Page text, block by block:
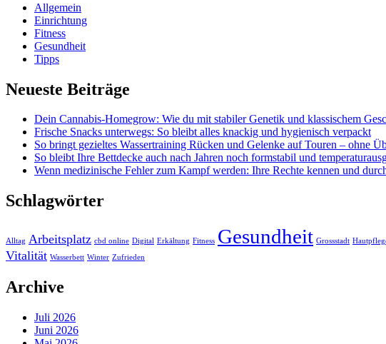
Allgemein
Einrichtung
Fitness
Gesundheit
Tipps
Neueste Beiträge
Dein Cannabis-Homegrow: Wie du mit stabiler Genetik und klassischem
Frische Snacks unterwegs: So bleibt alles knackig und hygienisch verpackt
So bringt gezieltes Wassertraining Rücken und Gelenke auf Touren – ohne
So bleibt Ihre Bettdecke auch nach Jahren noch formstabil und
Wenn medizinische Fehler zum Kampf werden: Ihre Rechte kennen und
Schlagwörter
Alltag Arbeitsplatz cbd online Digital Erkältung Fitness Gesundheit Grossstadt
Vitalität Wasserbett Winter Zufrieden
Archive
Juli 2026
Juni 2026